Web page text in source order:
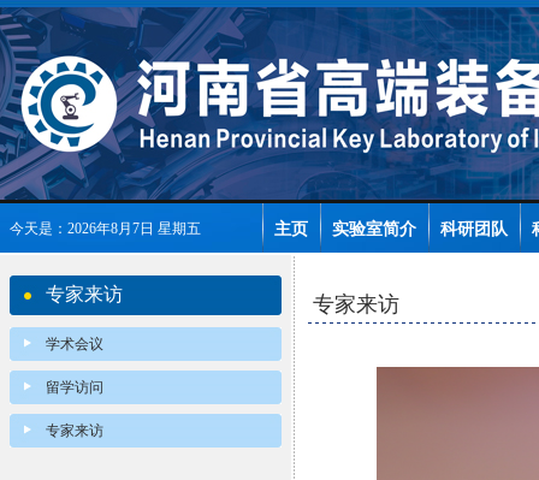
今天是：2026年8月7日 星期五 主页 实验室简介 科研团队
专家来访
学术会议
留学访问
专家来访
专家来访